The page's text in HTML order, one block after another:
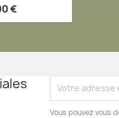
€
Vous pouvez vous